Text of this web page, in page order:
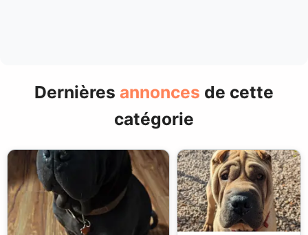
Dernières annonces de cette
catégorie